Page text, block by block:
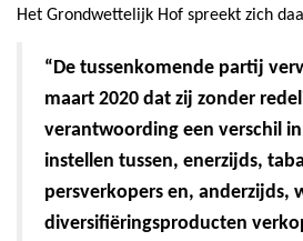
Het Grondwettelijk Hof spreekt zich
“De tussenkomende partij
maart 2020 dat zij zonder
verantwoording een verschil
instellen tussen, enerzijds,
persverkopers en, anderzijds,
diversifiëringsproducten